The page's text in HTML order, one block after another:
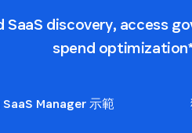
SaaS discovery, access
spend
Manager 示範